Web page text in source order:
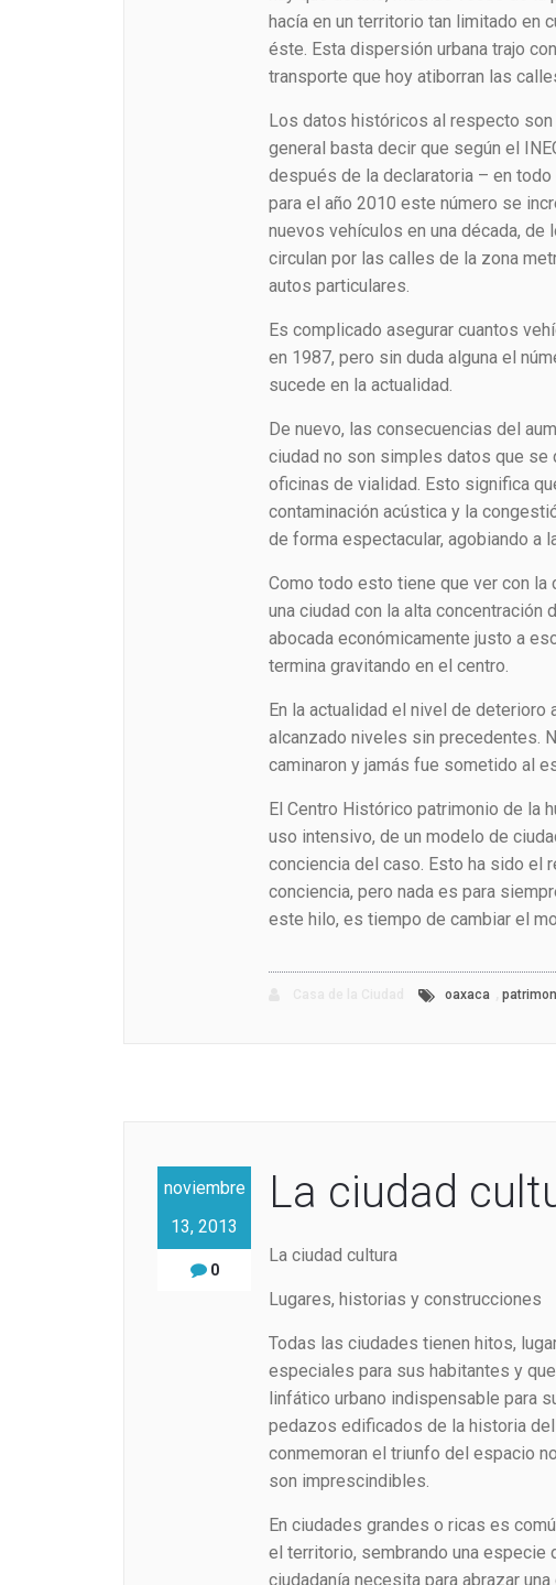
hacía en un territorio tan limitado en
éste. Esta dispersión urbana trajo
transporte que hoy atiborran las
Los datos históricos al respecto
general basta decir que según el
después de la declaratoria – en
para el año 2010 este número se
nuevos vehículos en una década, de
circulan por las calles de la zona
autos particulares.
Es complicado asegurar cuantos
en 1987, pero sin duda alguna el
sucede en la actualidad.
De nuevo, las consecuencias del
ciudad no son simples datos que se
oficinas de vialidad. Esto significa
contaminación acústica y la
de forma espectacular, agobiando a
Como todo esto tiene que ver con
una ciudad con la alta
abocada económicamente justo a
termina gravitando en el centro.
En la actualidad el nivel de
alcanzado niveles sin precedentes.
caminaron y jamás fue sometido al
El Centro Histórico patrimonio de la
uso intensivo, de un modelo de
conciencia del caso. Esto ha sido el
conciencia, pero nada es para
este hilo, es tiempo de cambiar el
oaxaca
noviembre
13, 2013
0
La ciudad
La ciudad cultura
Lugares, historias y construcciones
Todas las ciudades tienen hitos,
especiales para sus habitantes y
linfático urbano indispensable para
pedazos edificados de la historia
conmemoran el triunfo del espacio
son imprescindibles.
En ciudades grandes o ricas es
el territorio, sembrando una especie
ciudadanía necesita para abrazar